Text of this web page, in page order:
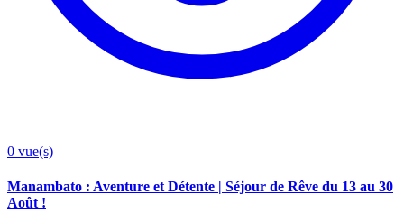
0 vue(s)
Manambato : Aventure et Détente | Séjour de Rêve du 13 au 30
Août !